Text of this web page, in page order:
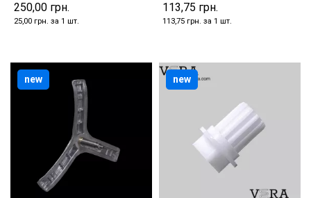
250,00 грн.
25,00 грн. за 1 шт.
113,75 грн.
113,75 грн. за 1 шт.
new new